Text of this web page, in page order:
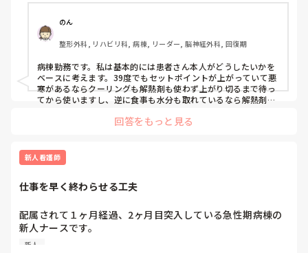
特に高齢者の場合、
・高熱が持続することで代謝・酸素消費量が増え、循環・呼
吸への負担や体力消耗につながる
・一方で、解熱剤で一度下がったあと再び発熱すると、悪寒
やシバリングを伴うこともあり、体温が上下する過程自体も
負担になる
という両面があると思っています。
ング」と体温だけで判断するより、苦痛の程度、HR・RR、
見て、発熱による負荷が大きい場合に解熱する方が良いので
はないかと考えています。
また、感染性発熱でセットポイントが上昇している段階、特
んが希望する場合を除いて積極的に行うメリットがあまりな
いのでは？とも感じています。
のん
整形外科, リハビリ科, 病棟, リーダー, 脳神経外科, 回復期
病棟勤務です。私は基本的には患者さん本人がどうしたいかを
ベースに考えます。39度でもセットポイントが上がっていて悪
寒があるならクーリングも解熱剤も使わず上がり切るまで待っ
てから使いますし、逆に食事も水分も取れているなら解熱剤は
担になっているようなら速やかに解熱を行います。高齢者の場
その患者さんがどうかとかその時の状況によって対応は様々あ
ると思うので、この場合はこうするみたいなパターン的なもの
回答をもっと見る
新人看護師
仕事を早く終わらせる工夫
配属されて１ヶ月経過、2ヶ月目突入している急性期病棟の
新人ナースです。
他の病棟の同期は4、5人受け持っている中まだ2人しか受け
新人